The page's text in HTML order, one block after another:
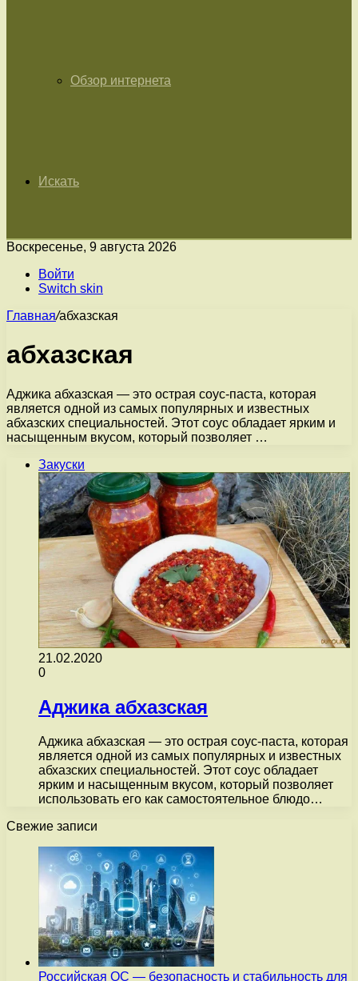
Обзор интернета
Искать
Воскресенье, 9 августа 2026
Войти
Switch skin
Главная/абхазская
абхазская
Аджика абхазская — это острая соус-паста, которая
является одной из самых популярных и известных
абхазских специальностей. Этот соус обладает ярким и
насыщенным вкусом, который позволяет …
Закуски
21.02.2020
0
Аджика абхазская
Аджика абхазская — это острая соус-паста, которая
является одной из самых популярных и известных
абхазских специальностей. Этот соус обладает
ярким и насыщенным вкусом, который позволяет
использовать его как самостоятельное блюдо…
Свежие записи
Российская ОС — безопасность и стабильность для